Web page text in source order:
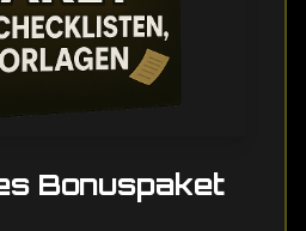
Bonuspaket